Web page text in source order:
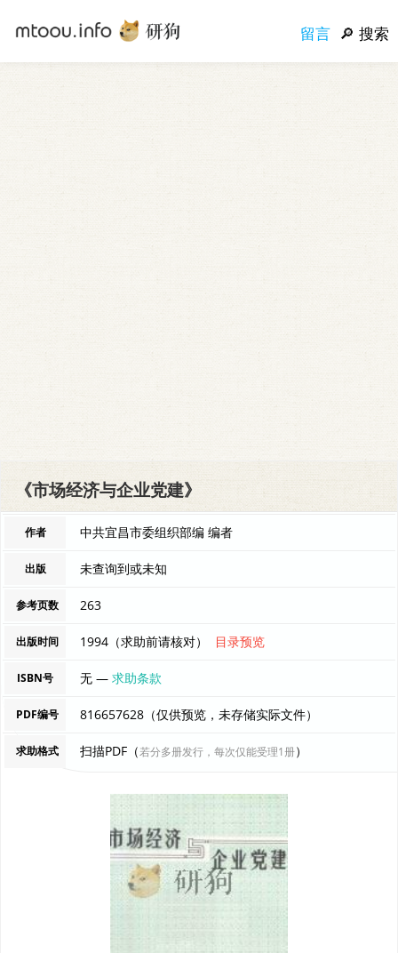
留言 搜索
《市场经济与企业党建》
作者 中共宜昌市委组织部编 编者
出版 未查询到或未知
参考页数 263
出版时间 1994（求助前请核对） 目录预览
ISBN号 无 —求助条款
PDF编号 816657628（仅供预览，未存储实际文件）
求助格式 扫描PDF（若分多册发行，每次仅能受理1册）